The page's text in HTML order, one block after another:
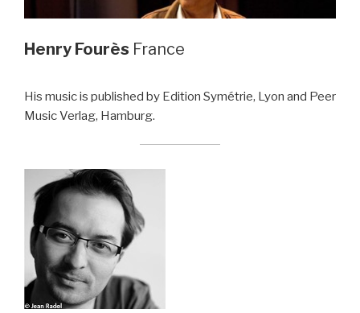
Henry Fourès France
His music is published by Edition Symétrie, Lyon and Peer
Music Verlag, Hamburg.